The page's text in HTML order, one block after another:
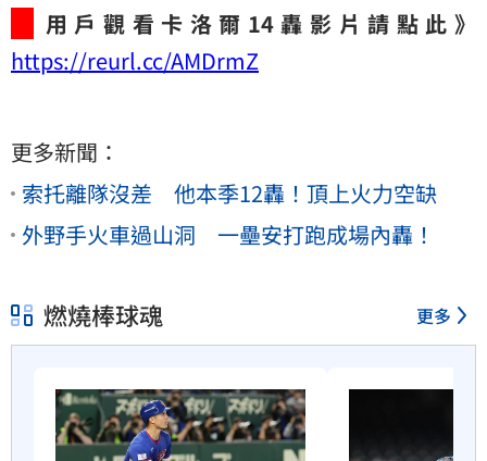
用戶觀看卡洛爾14轟影片請點此》
https://reurl.cc/AMDrmZ
更多新聞：
索托離隊沒差 他本季12轟！頂上火力空缺
外野手火車過山洞 一壘安打跑成場內轟！
燃燒棒球魂 更多